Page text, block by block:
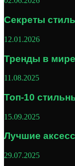
Секреты
12.01.2026
Тренды в
11.08.2025
Топ-10
15.09.2025
Лучшие
29.07.2025